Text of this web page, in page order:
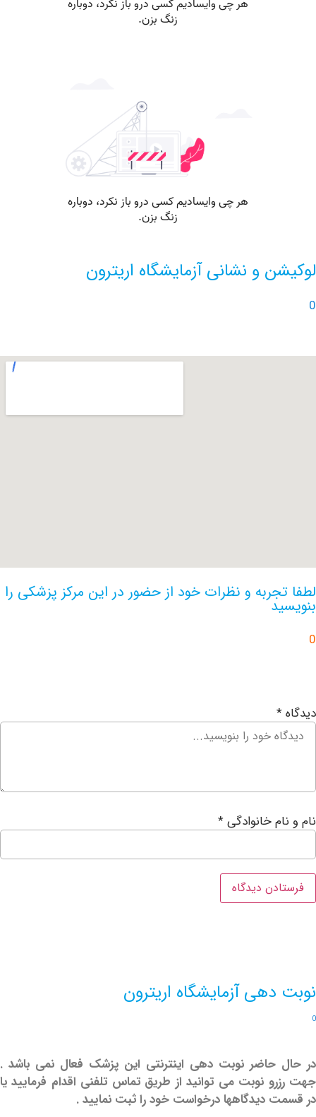
و نشانی آزمایشگاه اریترون
و نظرات خود از حضور در این مرکز پزشکی را
خانوادگی*
آزمایشگاه اریترون
حاضر نوبت دهی اینترنتی این پزشک فعال نمی باشد .
نوبت می توانید از طریق تماس تلفنی اقدام فرمایید یا
دیدگاهها درخواست خود را ثبت نمایید .